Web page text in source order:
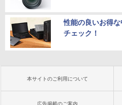
性能の良いお得
チェック！
本サイトのご利用について